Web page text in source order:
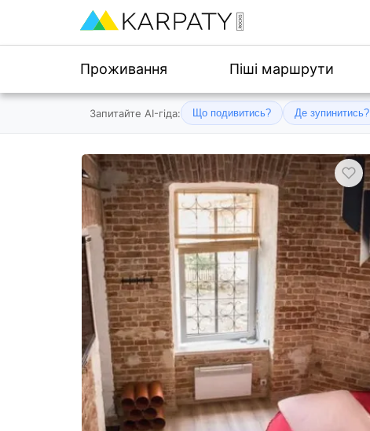
Проживання Піші маршрути
Запитайте AI-гіда: Що подивитись? Де зупинитись?